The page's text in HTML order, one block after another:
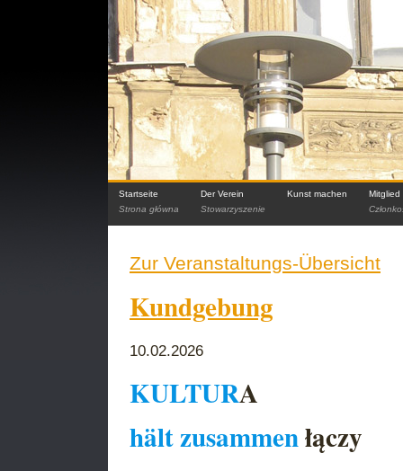
Startseite
Strona główna
Der Verein
Stowarzyszenie
Kunst machen
Mitglied
Zur Veranstaltungs-Übersicht
Kundgebung
10.02.2026
KULTURA
hält zusammenłączy